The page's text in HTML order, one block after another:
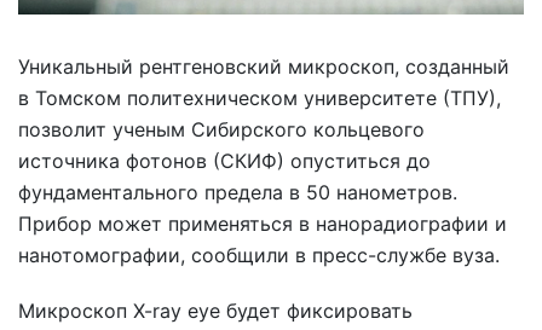
Уникальный рентгеновский микроскоп, созданный
в Томском политехническом университете (ТПУ),
позволит ученым Сибирского кольцевого
источника фотонов (СКИФ) опуститься до
фундаментального предела в 50 нанометров.
Прибор может применяться в нанорадиографии и
нанотомографии, сообщили в пресс-службе вуза.
Микроскоп X-ray eye будет фиксировать